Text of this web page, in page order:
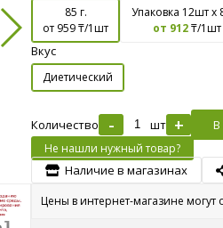
85 г.
от 959₸/1шт
Упаковка 12шт х
от 912₸/1шт
Вкус
Диетический
Количество - шт + В
Не нашли нужный товар?
Наличие в магазинах
Цены в интернет-магазине могут